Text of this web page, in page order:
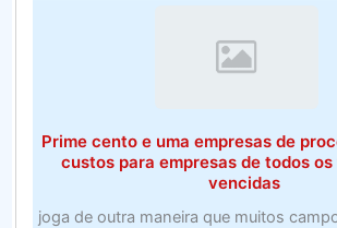
Prime cento e uma empresas de
custos para empresas de todos os
vencidas
joga de outra maneira que muitos